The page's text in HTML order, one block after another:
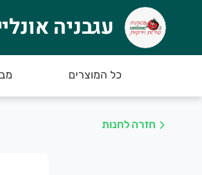
עגבניה אונליין
אנו נכין את הזמנתכם בקפדנות
ניתן ליצור איתנו קשר בטלפון:
עגבניה
כל המוצרים
חזרה לחנות